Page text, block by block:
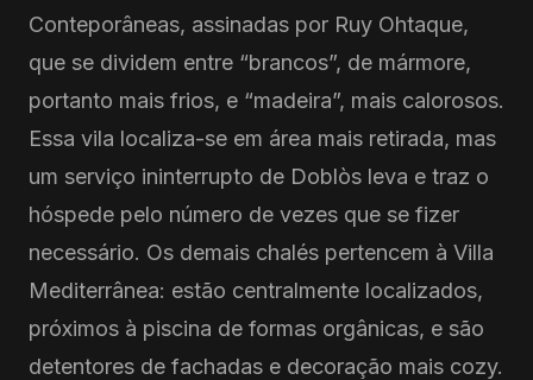
Conteporâneas, assinadas por Ruy Ohtaque,
que se dividem entre “brancos”, de mármore,
portanto mais frios, e “madeira”, mais calorosos.
Essa vila localiza-se em área mais retirada, mas
um serviço ininterrupto de Doblòs leva e traz o
hóspede pelo número de vezes que se fizer
necessário. Os demais chalés pertencem à Villa
Mediterrânea: estão centralmente localizados,
próximos à piscina de formas orgânicas, e são
detentores de fachadas e decoração mais cozy.